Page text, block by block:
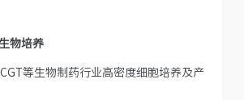
物培养
等生物制药行业高密度细胞培养及产